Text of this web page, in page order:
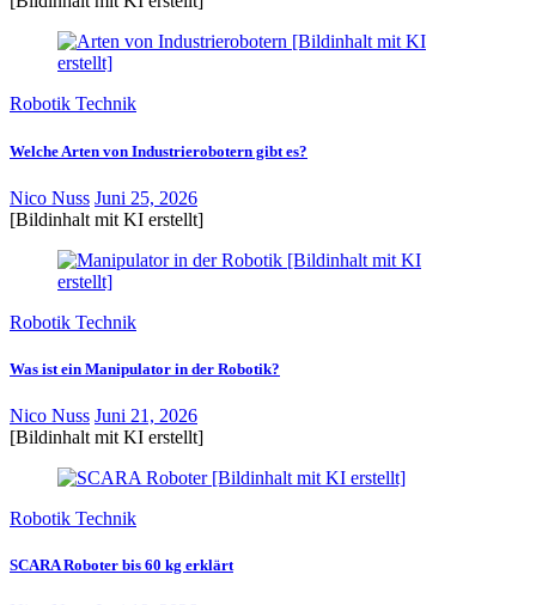
Robotik Technik
Welche Arten von Industrierobotern gibt es?
Nico Nuss Juni 25, 2026
[Bildinhalt mit KI erstellt]
Robotik Technik
Was ist ein Manipulator in der Robotik?
Nico Nuss Juni 21, 2026
[Bildinhalt mit KI erstellt]
Robotik Technik
SCARA Roboter bis 60 kg erklärt